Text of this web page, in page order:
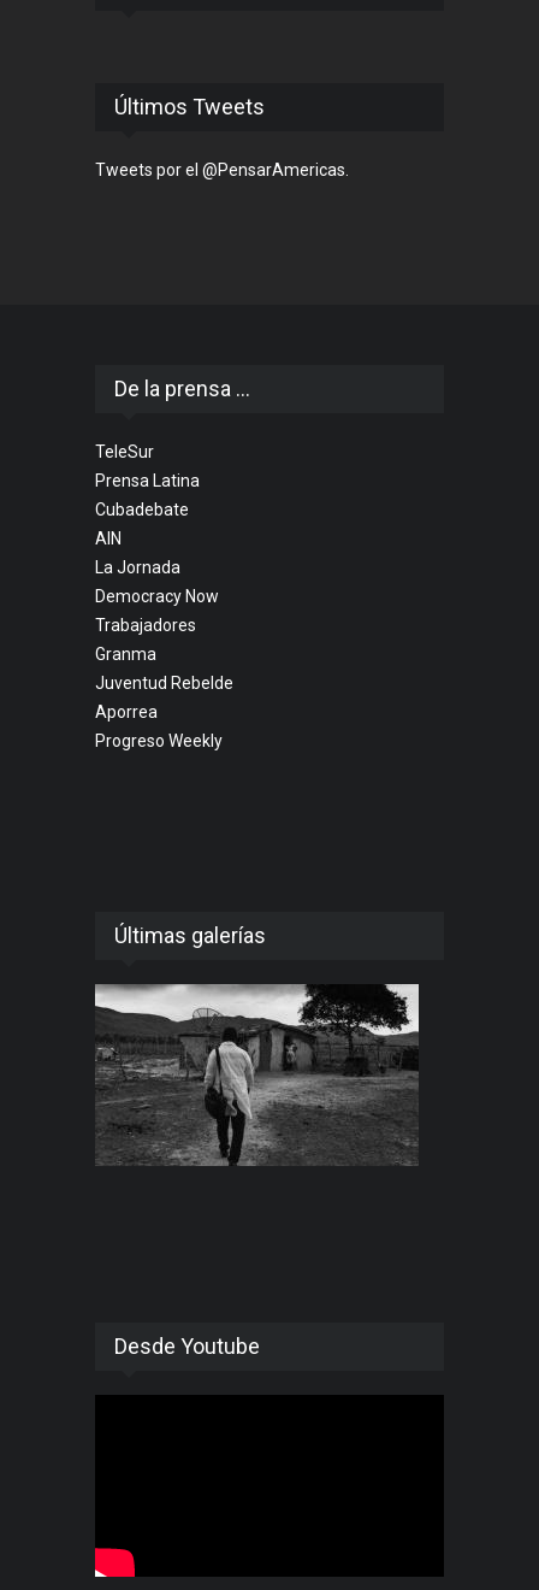
Últimos Tweets
Tweets por el @PensarAmericas.
De la prensa ...
TeleSur
Prensa Latina
Cubadebate
AIN
La Jornada
Democracy Now
Trabajadores
Granma
Juventud Rebelde
Aporrea
Progreso Weekly
Últimas galerías
Desde Youtube